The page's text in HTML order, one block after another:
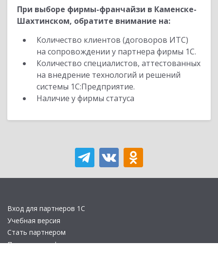
При выборе фирмы-франчайзи в Каменске-
Шахтинском, обратите внимание на:
Количество клиентов (договоров ИТС)
на сопровождении у партнера фирмы 1С.
Количество специалистов, аттестованных
на внедрение технологий и решений
системы 1С:Предприятие.
Наличие у фирмы статуса
Вход для партнеров 1С
Учебная версия
Стать партнером
Политика конфиденциальности